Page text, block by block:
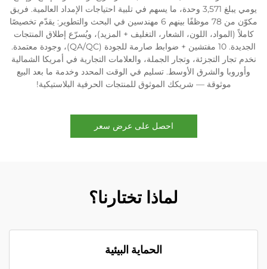
يومي يبلغ 3,571 وحدة، ما يسهم في تلبية احتياجات الإمداد العالمية. فريق
مكوّن من 78 موظفًا بينهم 6 مهندسين في البحث والتطوير: يقدّم تخصيصًا
كاملاً (المواد، اللون، الشعار، التغليف + المزيد)، ويُسرّع إطلاق المنتجات
الجديدة. 10 مفتشين + ضوابط صارمة للجودة (QA/QC)، وجودة معتمدة.
نخدم تجار التجزئة، وتجار الجملة، والعلامات التجارية في أمريكا الشمالية
وأوروبا والشرق الأوسط. تسليم في الوقت المحدد وخدمة ما بعد البيع
موثوقة — شريكك الموثوق للمنتجات الحرفية البلاستيكية!
احصل على عرض سعر
لماذا تختارنا؟
الحماية البيئية